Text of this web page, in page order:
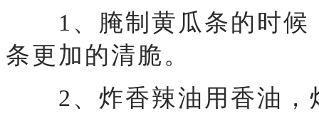
1、腌制黄瓜条的时候
条更加的清脆。
2、炸香辣油用香油，